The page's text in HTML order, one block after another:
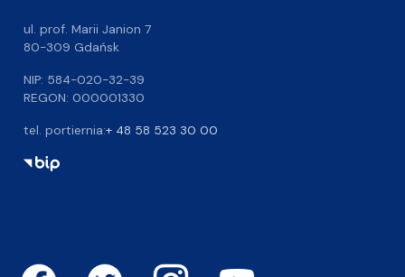
ul. prof. Marii Janion 7
80-309 Gdańsk
NIP: 584-020-32-39
REGON: 000001330
tel. portiernia:+ 48 58 523 30 00